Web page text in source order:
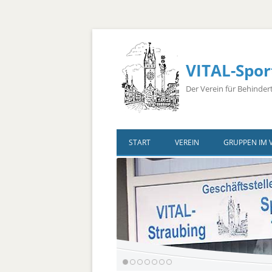
VITAL-
Der Verein für
START VEREIN
Vorstandschaft
Ärzte
Übungsleiter
Bus-Belegungsplan
Sponsoren
GRUPPEN IM